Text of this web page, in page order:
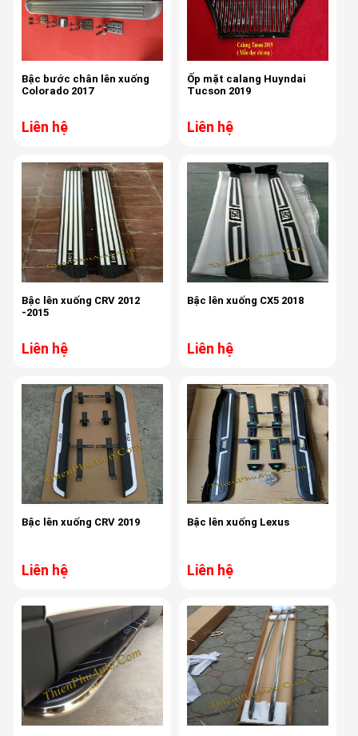
Bậc bước chân lên xuống
Colorado 2017
Liên hệ
Ốp mặt calang Huyndai
Tucson 2019
Liên hệ
Bậc lên xuống CRV 2012
-2015
Liên hệ
Bậc lên xuống CX5 2018
Liên hệ
Bậc lên xuống CRV 2019
Liên hệ
Bậc lên xuống Lexus
Liên hệ